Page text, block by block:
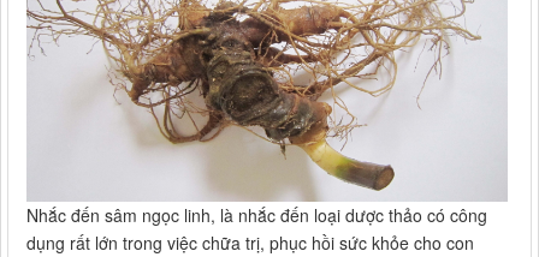
Nhắc đến sâm ngọc linh, là nhắc đến loại dược thảo có công
dụng rất lớn trong việc chữa trị, phục hồi sức khỏe cho con